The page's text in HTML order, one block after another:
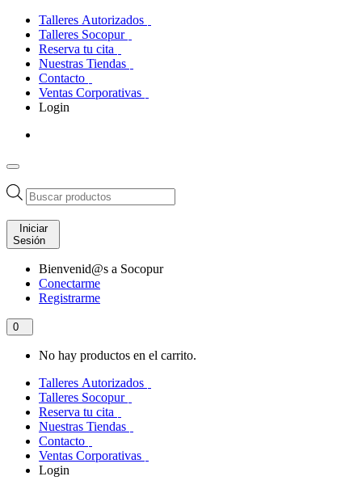
Talleres Autorizados
Talleres Socopur
Reserva tu cita
Nuestras Tiendas
Contacto
Ventas Corporativas
Login
Búsqueda
de
productos
Iniciar
Sesión
Bienvenid@s a Socopur
Conectarme
Registrarme
0
No hay productos en el carrito.
Talleres Autorizados
Talleres Socopur
Reserva tu cita
Nuestras Tiendas
Contacto
Ventas Corporativas
Login